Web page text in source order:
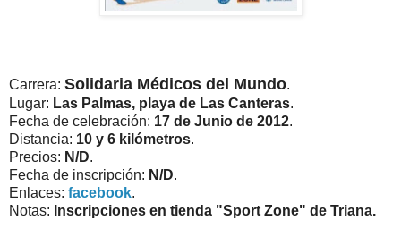
Carrera: Solidaria Médicos del Mundo.
Lugar: Las Palmas, playa de Las Canteras.
Fecha de celebración: 17 de Junio de 2012.
Distancia: 10 y 6 kilómetros.
Precios: N/D.
Fecha de inscripción: N/D.
Enlaces: facebook.
Notas: Inscripciones en tienda "Sport Zone" de Triana.